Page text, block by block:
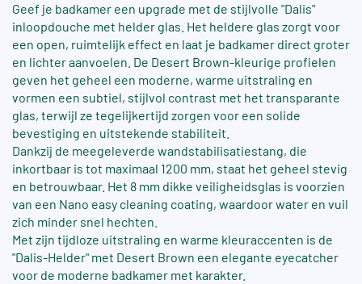
Geef je badkamer een upgrade met de stijlvolle "Dalis"
inloopdouche met helder glas. Het heldere glas zorgt voor
een open, ruimtelijk effect en laat je badkamer direct groter
en lichter aanvoelen. De Desert Brown-kleurige profielen
geven het geheel een moderne, warme uitstraling en
vormen een subtiel, stijlvol contrast met het transparante
glas, terwijl ze tegelijkertijd zorgen voor een solide
bevestiging en uitstekende stabiliteit.
Dankzij de meegeleverde wandstabilisatiestang, die
inkortbaar is tot maximaal 1200 mm, staat het geheel stevig
en betrouwbaar. Het 8 mm dikke veiligheidsglas is voorzien
van een Nano easy cleaning coating, waardoor water en vuil
zich minder snel hechten.
Met zijn tijdloze uitstraling en warme kleuraccenten is de
"Dalis-Helder" met Desert Brown een elegante eyecatcher
voor de moderne badkamer met karakter.